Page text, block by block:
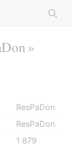
»
ResPaDon
ResPaDon
1 879